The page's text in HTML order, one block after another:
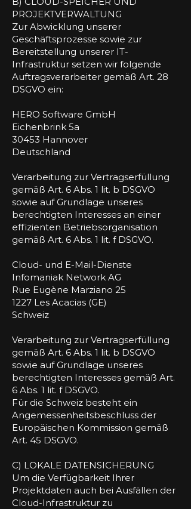
PROJEKTVERWALTUNG
Zur Abwicklung unserer
Geschäftsprozesse sowie zur
Bereitstellung unserer IT-
Infrastruktur setzen wir folgende
Auftragsverarbeiter gemäß Art. 28
DSGVO ein:
HERO Software GmbH
Eichenbrink 5a
30453 Hannover
Deutschland
Verarbeitung zur Vertragserfüllung
gemäß Art. 6 Abs. 1 lit. b DSGVO
sowie auf Grundlage unseres
berechtigten Interesses an einer
effizienten Betriebsorganisation
gemäß Art. 6 Abs. 1 lit. f DSGVO.
Cloud- und E-Mail-Dienste
Infomaniak Network AG
Rue Eugène Marziano 25
1227 Les Acacias (GE)
Schweiz
Verarbeitung zur Vertragserfüllung
gemäß Art. 6 Abs. 1 lit. b DSGVO
sowie auf Grundlage unseres
berechtigten Interesses gemäß Art.
6 Abs. 1 lit. f DSGVO.
Für die Schweiz besteht ein
Angemessenheitsbeschluss der
Europäischen Kommission gemäß
Art. 45 DSGVO.
C) LOKALE DATENSICHERUNG
Um die Verfügbarkeit Ihrer
Projektdaten auch bei Ausfällen der
Cloud-Infrastruktur zu